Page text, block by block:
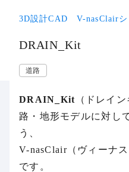
3D設計CAD V-nasClairシ
DRAIN_Kit
道路
DRAIN_Kit （ドレイ
路・地形モデルに対し
う、
V-nasClair（ヴィーナ
です。